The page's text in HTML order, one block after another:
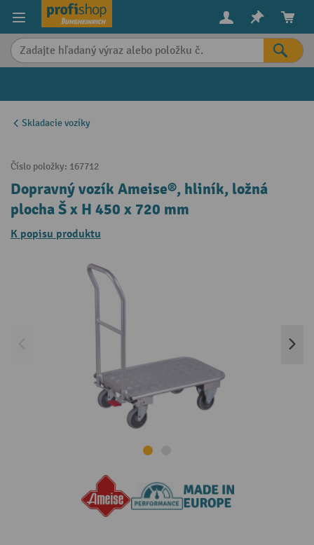
content
Skladacie vozíky
Číslo položky: 167712
Dopravný vozík Ameise®, hliník, ložná
plocha Š x H 450 x 720 mm
K popisu produktu